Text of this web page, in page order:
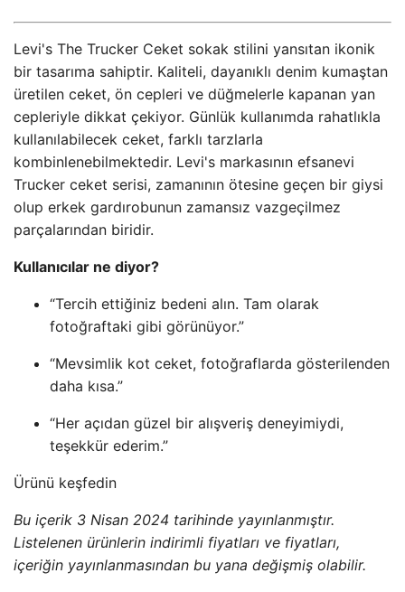
Levi's The Trucker Ceket sokak stilini yansıtan ikonik
bir tasarıma sahiptir. Kaliteli, dayanıklı denim kumaştan
üretilen ceket, ön cepleri ve düğmelerle kapanan yan
cepleriyle dikkat çekiyor. Günlük kullanımda rahatlıkla
kullanılabilecek ceket, farklı tarzlarla
kombinlenebilmektedir. Levi's markasının efsanevi
Trucker ceket serisi, zamanının ötesine geçen bir giysi
olup erkek gardırobunun zamansız vazgeçilmez
parçalarından biridir.
Kullanıcılar ne diyor?
“Tercih ettiğiniz bedeni alın. Tam olarak
fotoğraftaki gibi görünüyor.”
“Mevsimlik kot ceket, fotoğraflarda gösterilenden
daha kısa.”
“Her açıdan güzel bir alışveriş deneyimiydi,
teşekkür ederim.”
Ürünü keşfedin
Bu içerik 3 Nisan 2024 tarihinde yayınlanmıştır.
Listelenen ürünlerin indirimli fiyatları ve fiyatları,
içeriğin yayınlanmasından bu yana değişmiş olabilir.